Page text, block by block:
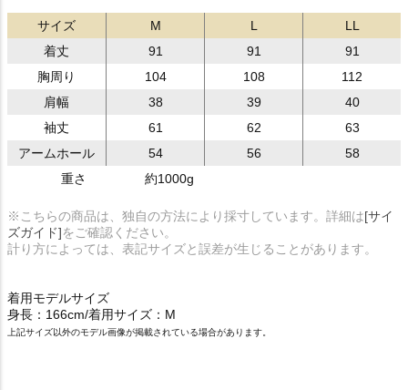
サイズ M L
LL
着丈
91 91
91
胸周り
104 108
112
肩幅
38 39
40
袖丈
61 62
63
アームホール
54 56
58
重さ
約1000g
※こちらの商品は、独自の方法により採寸しています。詳細は[サイ
ズガイド]をご確認ください。
計り方によっては、表記サイズと誤差が生じることがあります。
着用モデルサイズ
身長：166cm/着用サイズ：M
上記サイズ以外のモデル画像が掲載されている場合があります。